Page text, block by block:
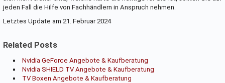
jeden Fall die Hilfe von Fachhändlern in Anspruch nehmen.
Letztes Update am 21. Februar 2024
Related Posts
Nvidia GeForce Angebote & Kaufberatung
Nvidia SHIELD TV Angebote & Kaufberatung
TV Boxen Angebote & Kaufberatung